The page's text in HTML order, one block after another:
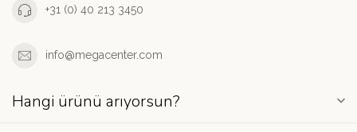
+31 (0) 40 213 3450
info@megacenter.com
Hangi ürünü arıyorsun?